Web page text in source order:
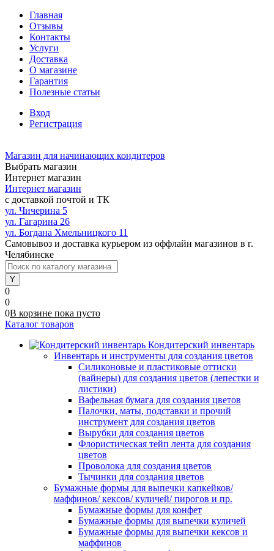
Главная
Отзывы
Контакты
Услуги
Доставка
О магазине
Гарантия
Полезные статьи
Вход
Регистрация
Магазин для начинающих кондитеров
Выбрать магазин
Интернет магазин
Интернет магазин
с доставкой почтой и ТК
ул. Чичерина 5
ул. Гагарина 26
ул. Богдана Хмельницкого 11
Самовывоз и доставка курьером из оффлайн магазинов в г.
Челябинске
0
0
0В корзине пока пусто
Каталог товаров
Кондитерский инвентарь
Инвентарь и инструменты для создания цветов
Силиконовые и пластиковые оттиски
(вайнеры) для создания цветов (лепестки и
листики)
Вафельная бумага для создания цветов
Палочки, маты, подставки и прочий
инструмент для создания цветов
Вырубки для создания цветов
Флористическая тейп лента для создания
цветов
Проволока для создания цветов
Тычинки для создания цветов
Бумажные формы для выпечки капкейков/
маффинов/ кексов/ куличей/ пирогов и пр.
Бумажные формы для конфет
Бумажные формы для выпечки куличей
Бумажные формы для выпечки кексов и
маффинов